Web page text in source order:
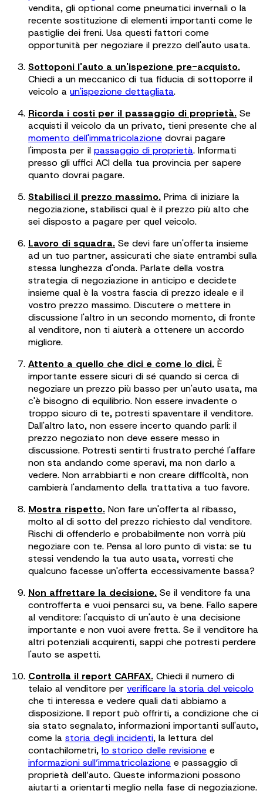
vendita, gli optional come pneumatici invernali o la
recente sostituzione di elementi importanti come le
pastiglie dei freni. Usa questi fattori come
opportunità per negoziare il prezzo dell'auto usata.
Sottoponi l'auto a un'ispezione pre-acquisto.
Chiedi a un meccanico di tua fiducia di sottoporre il
veicolo a un'ispezione dettagliata.
Ricorda i costi per il passaggio di proprietà. Se
acquisti il veicolo da un privato, tieni presente che al
momento dell'immatricolazione dovrai pagare
l'imposta per il passaggio di proprietà. Informati
presso gli uffici ACI della tua provincia per sapere
quanto dovrai pagare.
Stabilisci il prezzo massimo. Prima di iniziare la
negoziazione, stabilisci qual è il prezzo più alto che
sei disposto a pagare per quel veicolo.
Lavoro di squadra. Se devi fare un'offerta insieme
ad un tuo partner, assicurati che siate entrambi sulla
stessa lunghezza d'onda. Parlate della vostra
strategia di negoziazione in anticipo e decidete
insieme qual è la vostra fascia di prezzo ideale e il
vostro prezzo massimo. Discutere o mettere in
discussione l'altro in un secondo momento, di fronte
al venditore, non ti aiuterà a ottenere un accordo
migliore.
Attento a quello che dici e come lo dici. È
importante essere sicuri di sé quando si cerca di
negoziare un prezzo più basso per un'auto usata, ma
c'è bisogno di equilibrio. Non essere invadente o
troppo sicuro di te, potresti spaventare il venditore.
Dall'altro lato, non essere incerto quando parli: il
prezzo negoziato non deve essere messo in
discussione. Potresti sentirti frustrato perché l'affare
non sta andando come speravi, ma non darlo a
vedere. Non arrabbiarti e non creare difficoltà, non
cambierà l'andamento della trattativa a tuo favore.
Mostra rispetto. Non fare un'offerta al ribasso,
molto al di sotto del prezzo richiesto dal venditore.
Rischi di offenderlo e probabilmente non vorrà più
negoziare con te. Pensa al loro punto di vista: se tu
stessi vendendo la tua auto usata, vorresti che
qualcuno facesse un'offerta eccessivamente bassa?
Non affrettare la decisione. Se il venditore fa una
controfferta e vuoi pensarci su, va bene. Fallo sapere
al venditore: l'acquisto di un'auto è una decisione
importante e non vuoi avere fretta. Se il venditore ha
altri potenziali acquirenti, sappi che potresti perdere
l'auto se aspetti.
Controlla il report CARFAX. Chiedi il numero di
telaio al venditore per verificare la storia del veicolo
che ti interessa e vedere quali dati abbiamo a
disposizione. Il report può offrirti, a condizione che ci
sia stato segnalato, informazioni importanti sull'auto,
come la storia degli incidenti, la lettura del
contachilometri, lo storico delle revisione e
informazioni sull’immatricolazione e passaggio di
proprietà dell’auto. Queste informazioni possono
aiutarti a orientarti meglio nella fase di negoziazione.